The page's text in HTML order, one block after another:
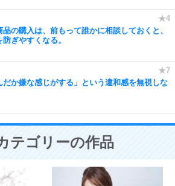
品の購入は、前もって誰かに相談しておくと、
防ぎやすくなる。
だか嫌な感じがする」という違和感を無視しな
テゴリーの作品